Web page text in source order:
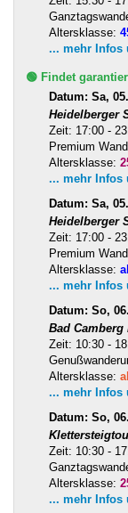
Altersklasse:
... mehr Infos
🟢 Findet
Datum: Sa,
Heidelberger
Zeit: 17:00 -
Premium
Altersklasse:
... mehr Infos
Datum: Sa,
Heidelberger
Zeit: 17:00 -
Premium
Altersklasse:
... mehr Infos
Datum: So,
Bad
Zeit: 10:30 -
Altersklasse:
... mehr Infos
Datum: So,
Zeit: 10:30 -
Altersklasse:
... mehr Infos